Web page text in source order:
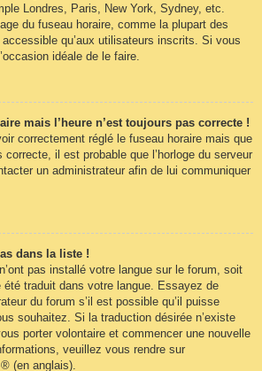
Londres, Paris, New York, Sydney, etc.
du fuseau horaire, comme la plupart des
qu’aux utilisateurs inscrits. Si vous
idéale de le faire.
mais l’heure n’est toujours pas correcte !
correctement réglé le fuseau horaire mais que
correcte, il est probable que l’horloge du serveur
un administrateur afin de lui communiquer
dans la liste !
pas installé votre langue sur le forum, soit
été traduit dans votre langue. Essayez de
du forum s’il est possible qu’il puisse
souhaitez. Si la traduction désirée n’existe
porter volontaire et commencer une nouvelle
veuillez vous rendre sur
® (en anglais).